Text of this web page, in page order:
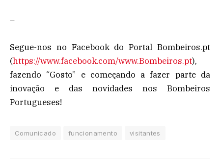
–
Segue-nos no Facebook do Portal Bombeiros.pt
(https://www.facebook.com/www.Bombeiros.pt),
fazendo “Gosto” e começando a fazer parte da
inovação e das novidades nos Bombeiros
Portugueses!
Comunicado funcionamento visitantes